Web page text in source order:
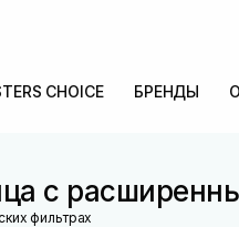
CHOICE БРЕНДЫ
с
фильтрах